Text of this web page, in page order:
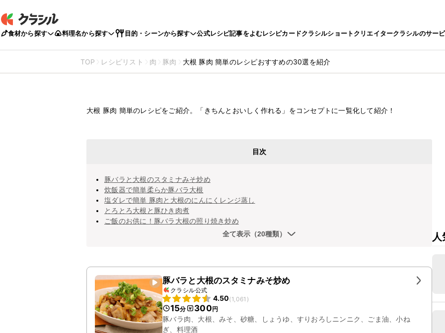
食材から探す 料理名から探す 目的・シーンから探す 公式レシピ記事をよむレシピカードクラシルショートクリエイタークラシルのサー
TOP レシピリスト 肉 豚肉 大根 豚肉 簡単のレシピおすすめの30選を紹介
簡単のレシピおすすめの30選を紹介
大根 豚肉 簡単のレシピをご紹介。「きちんとおいしく作れる」をコンセプトに一覧化して紹介！
目次
豚バラと大根のスタミナみそ炒め
炊飯器で簡単柔らか豚バラ大根
塩ダレで簡単 豚肉と大根のにんにくレンジ蒸し
とろとろ大根と豚ひき肉煮
ご飯のお供に！豚バラ大根の照り焼き炒め
全て表示（20種類）
豚バラと大根のスタミナみそ炒め
クラシル公式
4.50(1,061 )
15分 300円
豚バラ肉、大根、みそ、砂糖、しょうゆ、すりおろしニンニク、ごま油、小ね
ぎ、料理酒